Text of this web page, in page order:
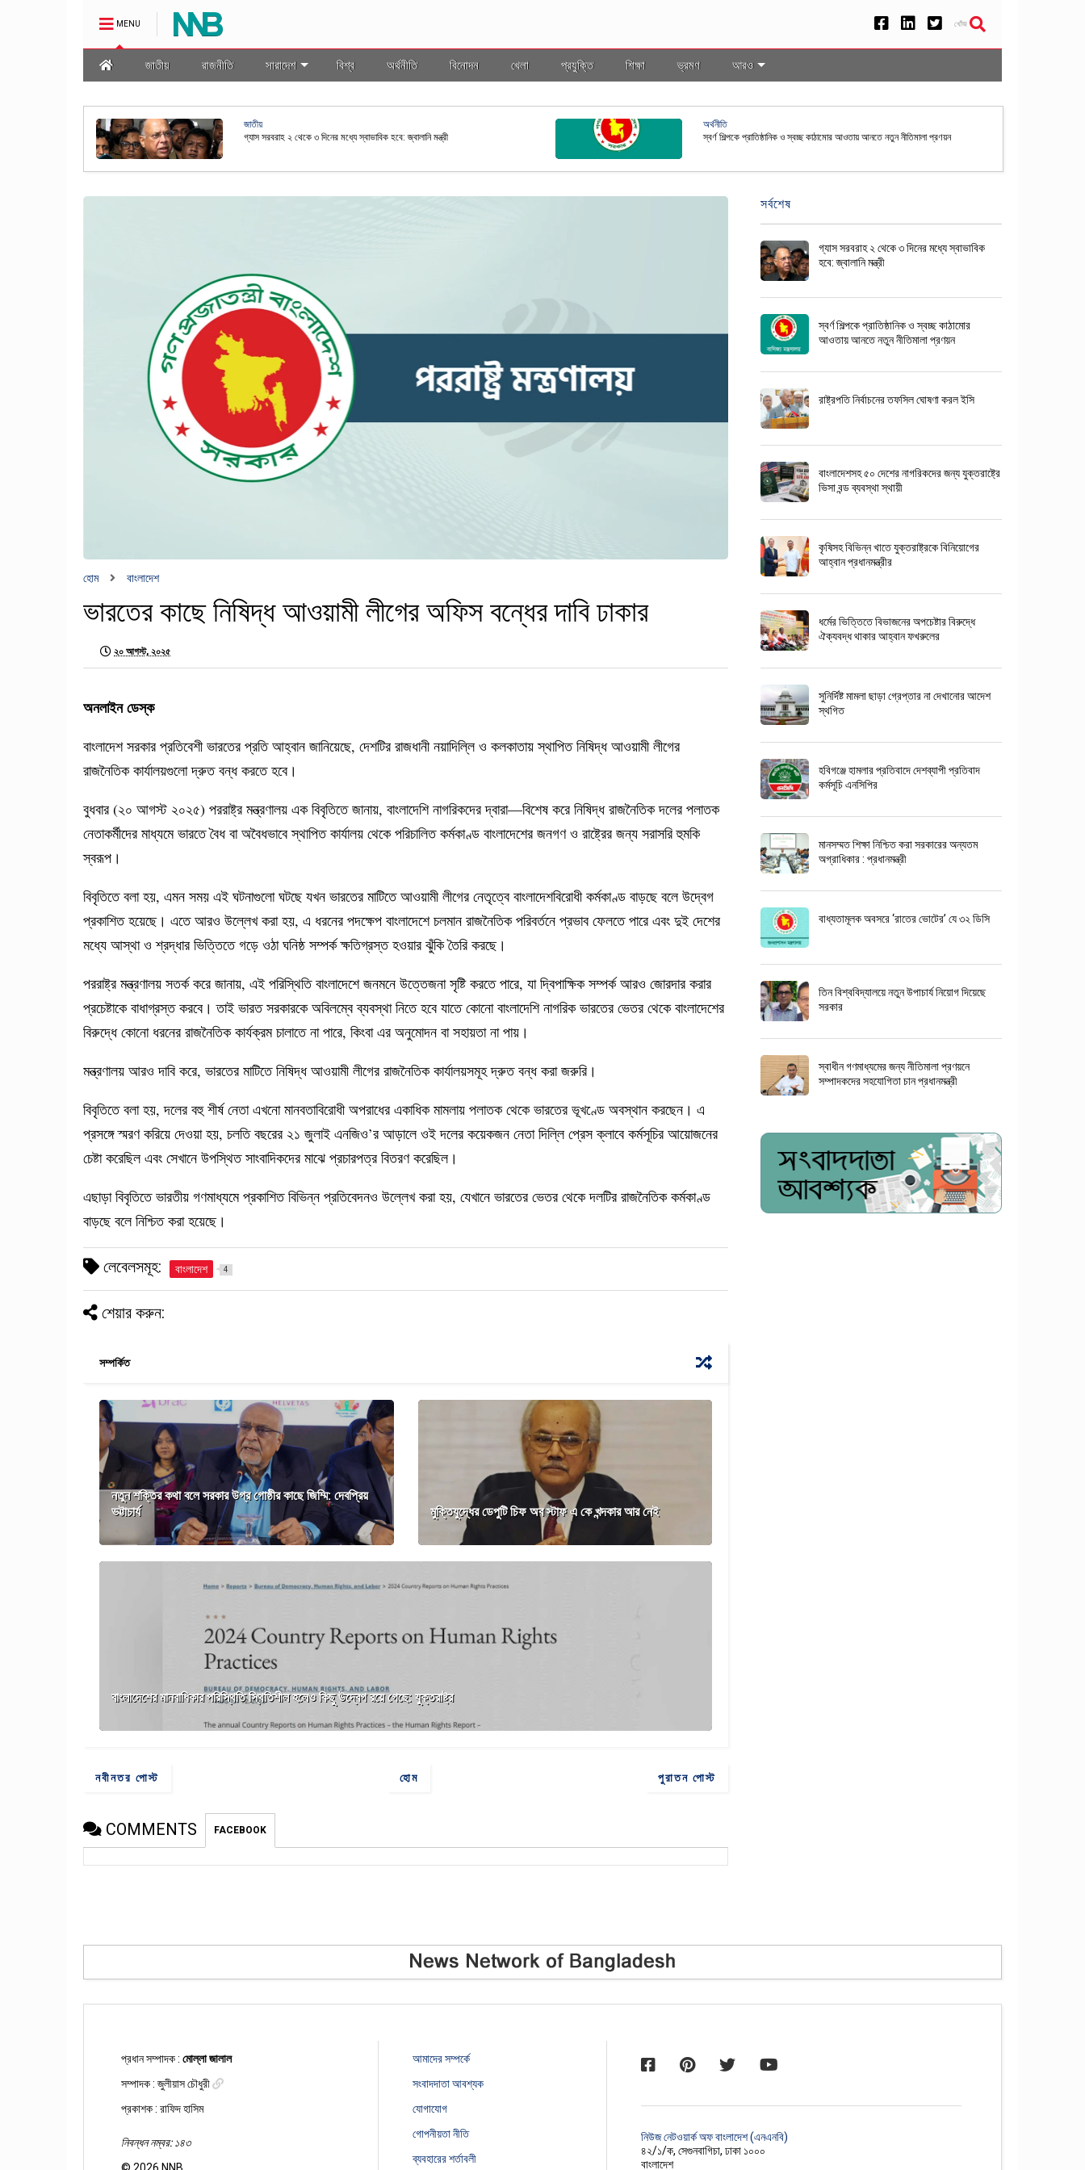
MENU খোঁজ
জাতীয় রাজনীতি সারাদেশ বিশ্ব অর্থনীতি বিনোদন খেলা প্রযুক্তি শিক্ষা ভ্রমণ আরও
জাতীয়
রাষ্ট্রপতি নির্বাচনের তফসিল ঘোষণা করল ইসি
ভ্রমণ
বাংলাদেশসহ ৫০ দেশের নাগরিকদের জন্য যুক্তরাষ্ট্রে ভিসা বন্ড ব্যবস্থা স্থায়ী
হোম বাংলাদেশ
ভারতের কাছে নিষিদ্ধ আওয়ামী লীগের অফিস বন্ধের দাবি ঢাকার
২০ আগস্ট, ২০২৫
অনলাইন ডেস্ক
বাংলাদেশ সরকার প্রতিবেশী ভারতের প্রতি আহ্বান জানিয়েছে, দেশটির রাজধানী নয়াদিল্লি ও কলকাতায় স্থাপিত নিষিদ্ধ আওয়ামী লীগের
রাজনৈতিক কার্যালয়গুলো দ্রুত বন্ধ করতে হবে।
বুধবার (২০ আগস্ট ২০২৫) পররাষ্ট্র মন্ত্রণালয় এক বিবৃতিতে জানায়, বাংলাদেশি নাগরিকদের দ্বারা—বিশেষ করে নিষিদ্ধ রাজনৈতিক দলের পলাতক
নেতাকর্মীদের মাধ্যমে ভারতে বৈধ বা অবৈধভাবে স্থাপিত কার্যালয় থেকে পরিচালিত কর্মকাণ্ড বাংলাদেশের জনগণ ও রাষ্ট্রের জন্য সরাসরি হুমকি
স্বরূপ।
বিবৃতিতে বলা হয়, এমন সময় এই ঘটনাগুলো ঘটছে যখন ভারতের মাটিতে আওয়ামী লীগের নেতৃত্বে বাংলাদেশবিরোধী কর্মকাণ্ড বাড়ছে বলে উদ্বেগ
প্রকাশিত হয়েছে। এতে আরও উল্লেখ করা হয়, এ ধরনের পদক্ষেপ বাংলাদেশে চলমান রাজনৈতিক পরিবর্তনে প্রভাব ফেলতে পারে এবং দুই দেশের
মধ্যে আস্থা ও শ্রদ্ধার ভিত্তিতে গড়ে ওঠা ঘনিষ্ঠ সম্পর্ক ক্ষতিগ্রস্ত হওয়ার ঝুঁকি তৈরি করছে।
পররাষ্ট্র মন্ত্রণালয় সতর্ক করে জানায়, এই পরিস্থিতি বাংলাদেশে জনমনে উত্তেজনা সৃষ্টি করতে পারে, যা দ্বিপাক্ষিক সম্পর্ক আরও জোরদার করার
প্রচেষ্টাকে বাধাগ্রস্ত করবে। তাই ভারত সরকারকে অবিলম্বে ব্যবস্থা নিতে হবে যাতে কোনো বাংলাদেশি নাগরিক ভারতের ভেতর থেকে বাংলাদেশের
বিরুদ্ধে কোনো ধরনের রাজনৈতিক কার্যক্রম চালাতে না পারে, কিংবা এর অনুমোদন বা সহায়তা না পায়।
মন্ত্রণালয় আরও দাবি করে, ভারতের মাটিতে নিষিদ্ধ আওয়ামী লীগের রাজনৈতিক কার্যালয়সমূহ দ্রুত বন্ধ করা জরুরি।
বিবৃতিতে বলা হয়, দলের বহু শীর্ষ নেতা এখনো মানবতাবিরোধী অপরাধের একাধিক মামলায় পলাতক থেকে ভারতের ভূখণ্ডে অবস্থান করছেন। এ
প্রসঙ্গে স্মরণ করিয়ে দেওয়া হয়, চলতি বছরের ২১ জুলাই এনজিও’র আড়ালে ওই দলের কয়েকজন নেতা দিল্লি প্রেস ক্লাবে কর্মসূচির আয়োজনের
চেষ্টা করেছিল এবং সেখানে উপস্থিত সাংবাদিকদের মাঝে প্রচারপত্র বিতরণ করেছিল।
এছাড়া বিবৃতিতে ভারতীয় গণমাধ্যমে প্রকাশিত বিভিন্ন প্রতিবেদনও উল্লেখ করা হয়, যেখানে ভারতের ভেতর থেকে দলটির রাজনৈতিক কর্মকাণ্ড
বাড়ছে বলে নিশ্চিত করা হয়েছে।
লেবেলসমূহ: বাংলাদেশ 4
শেয়ার করুন:
সম্পর্কিত
নতুন শক্তির কথা বলে সরকার উগ্র গোষ্ঠীর কাছে জিম্মি: দেবপ্রিয়
ভট্টাচার্য
মুক্তিযুদ্ধের ডেপুটি চিফ অব স্টাফ এ কে খন্দকার আর নেই
বাংলাদেশের মানবাধিকার পরিস্থিতি স্থিতিশীল হলেও কিছু উদ্বেগ রয়ে গেছে: যুক্তরাষ্ট্র
নবীনতর পোস্ট পুরাতন পোস্ট
হোম
COMMENTS FACEBOOK
সর্বশেষ
গ্যাস সরবরাহ ২ থেকে ৩ দিনের মধ্যে স্বাভাবিক
হবে: জ্বালানি মন্ত্রী
স্বর্ণ শিল্পকে প্রাতিষ্ঠানিক ও স্বচ্ছ কাঠামোর
আওতায় আনতে নতুন নীতিমালা প্রণয়ন
রাষ্ট্রপতি নির্বাচনের তফসিল ঘোষণা করল ইসি
বাংলাদেশসহ ৫০ দেশের নাগরিকদের জন্য যুক্তরাষ্ট্রে
ভিসা বন্ড ব্যবস্থা স্থায়ী
কৃষিসহ বিভিন্ন খাতে যুক্তরাষ্ট্রকে বিনিয়োগের
আহ্বান প্রধানমন্ত্রীর
ধর্মের ভিত্তিতে বিভাজনের অপচেষ্টার বিরুদ্ধে
ঐক্যবদ্ধ থাকার আহ্বান ফখরুলের
সুনির্দিষ্ট মামলা ছাড়া গ্রেপ্তার না দেখানোর আদেশ
স্থগিত
হবিগঞ্জে হামলার প্রতিবাদে দেশব্যাপী প্রতিবাদ
কর্মসূচি এনসিপির
মানসম্মত শিক্ষা নিশ্চিত করা সরকারের অন্যতম
অগ্রাধিকার : প্রধানমন্ত্রী
বাধ্যতামূলক অবসরে ‘রাতের ভোটের’ যে ৩২ ডিসি
তিন বিশ্ববিদ্যালয়ে নতুন উপাচার্য নিয়োগ দিয়েছে
সরকার
স্বাধীন গণমাধ্যমের জন্য নীতিমালা প্রণয়নে
সম্পাদকদের সহযোগিতা চান প্রধানমন্ত্রী
প্রধান সম্পাদক : মোল্লা জালাল
সম্পাদক : জুলীয়াস চৌধুরী
প্রকাশক : রাফিদ হাসিম
নিবন্ধন নম্বর: ১৪৩
আমাদের সম্পর্কে
সংবাদদাতা আবশ্যক
যোগাযোগ
গোপনীয়তা নীতি
ব্যবহারের শর্তাবলী
নিউজ নেটওয়ার্ক অফ বাংলাদেশ (এনএনবি)
৪২/১/ক, সেগুনবাগিচা, ঢাকা ১০০০
বাংলাদেশ